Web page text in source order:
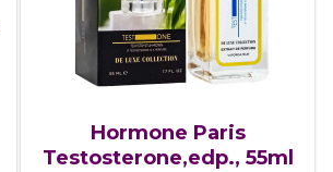
Hormone Paris
Testosterone,edp., 55ml